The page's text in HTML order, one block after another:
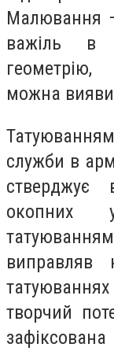
Малювання
важіль в
можна
служби в
стверджує
окопних
виправляв
творчий